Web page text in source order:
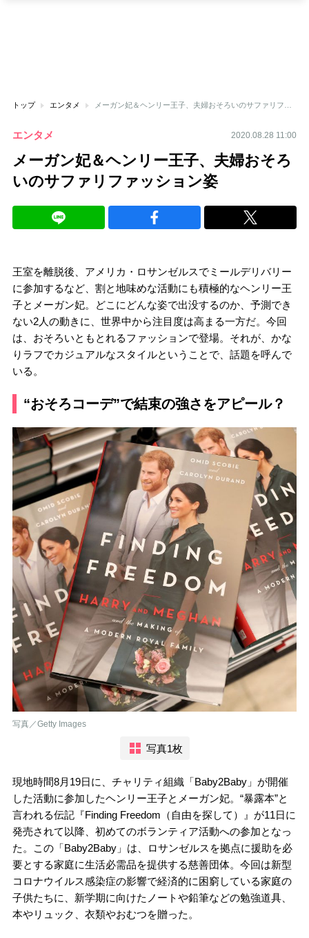
トップ エンタメ
エンタメ 2020.08.28 11:00
メーガン妃＆ヘンリー王子、夫婦おそろ
いのサファリファッション姿
王室を離脱後、アメリカ・ロサンゼルスでミールデリバリー
に参加するなど、割と地味めな活動にも積極的なヘンリー王
子とメーガン妃。どこにどんな姿で出没するのか、予測でき
ない2人の動きに、世界中から注目度は高まる一方だ。今回
は、おそろいともとれるファッションで登場。それが、かな
りラフでカジュアルなスタイルということで、話題を呼んで
いる。
“おそろコーデ”で結束の強さをアピール？
写真／Getty Images
写真1枚
現地時間8月19日に、チャリティ組織「Baby2Baby」が開催
した活動に参加したヘンリー王子とメーガン妃。“暴露本”と
言われる伝記『Finding Freedom（自由を探して）』が11日に
発売されて以降、初めてのボランティア活動への参加となっ
た。この「Baby2Baby」は、ロサンゼルスを拠点に援助を必
要とする家庭に生活必需品を提供する慈善団体。今回は新型
コロナウイルス感染症の影響で経済的に困窮している家庭の
子供たちに、新学期に向けたノートや鉛筆などの勉強道具、
本やリュック、衣類やおむつを贈った。